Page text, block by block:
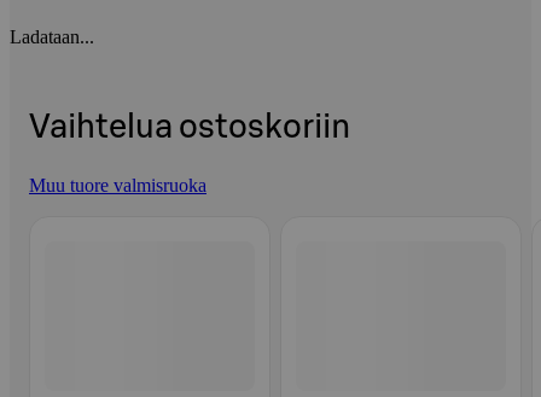
Ladataan...
Vaihtelua ostoskoriin
Muu tuore valmisruoka